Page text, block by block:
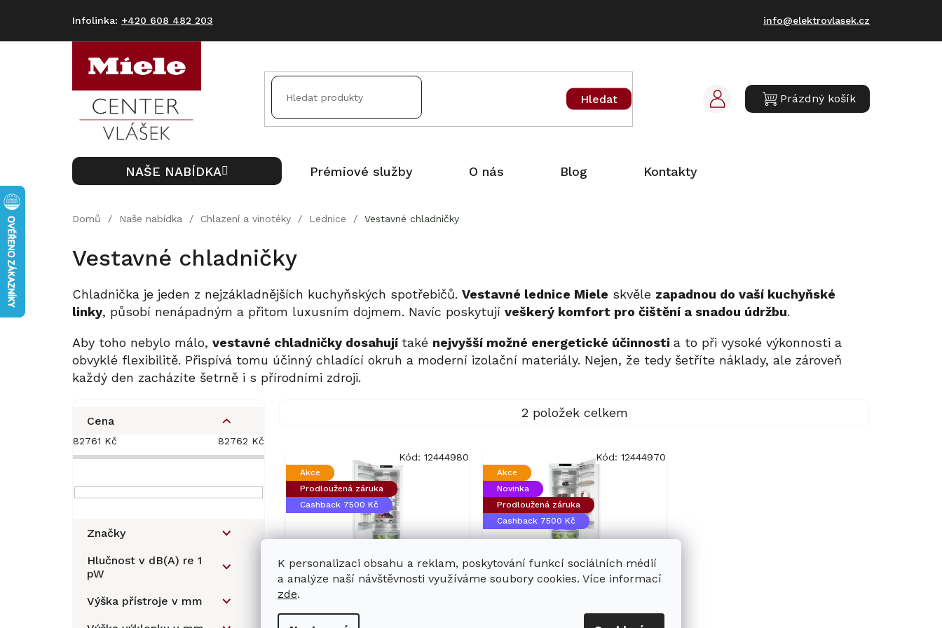
K personalizaci obsahu a reklam, poskytování funkcí sociálních médií
a analýze naší návštěvnosti využíváme soubory cookies. Více informací
zde.
+420 608 482 203 info@elektrovlasek.cz
Hledat
NÁKUPNÍ
Prázdný košík
NAŠE NABÍDKA Prémiové služby O nás Blog Kontakty
Domů / Naše nabídka / Chlazení a vinotéky / Lednice / Vestavné chladničky
Vestavné chladničky
Chladnička je jeden z nejzákladnějších kuchyňských spotřebičů. Vestavné lednice Miele skvěle zapadnou do vaší kuchyňské
linky, působí nenápadným a přitom luxusním dojmem. Navíc poskytují veškerý komfort pro čištění a snadou údržbu.
Aby toho nebylo málo, vestavné chladničky dosahují také nejvyšší možné energetické účinnosti a to při vysoké výkonnosti a
obvyklé flexibilitě. Přispívá tomu účinný chladící okruh a moderní izolační materiály. Nejen, že tedy šetříte náklady, ale zároveň
každý den zacházíte šetrně i s přírodními zdroji.
s
t
a
n
Cena
82761 Kč 82762 Kč
Značky
Hlučnost v dB(A) re 1
pW
Výška přístroje v mm
2položek celkem
p
p
r
o
d
u
k
t
Akce
Prodloužená záruka
Cashback 7500 Kč
Vestavná chladnička
MIELE K 7797 C L
Kód: 12444980
Akce
Novinka
Prodloužená záruka
Cashback 7500 Kč
MIELE K 7797 C R
Kód: 12444970